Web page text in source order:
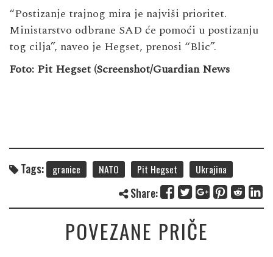
“Postizanje trajnog mira je najviši prioritet.
Ministarstvo odbrane SAD će pomoći u postizanju
tog cilja”, naveo je Hegset, prenosi “Blic”.
Foto: Pit Hegset (Screenshot/Guardian News
Tags: granice NATO Pit Hegset Ukrajina
Share:
POVEZANE PRIČE